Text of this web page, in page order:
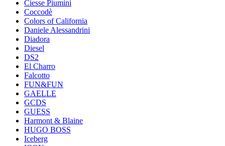
Ciesse Piumini
Coccodè
Colors of California
Daniele Alessandrini
Diadora
Diesel
DS2
El Charro
Falcotto
FUN&FUN
GAELLE
GCDS
GUESS
Harmont & Blaine
HUGO BOSS
Iceberg